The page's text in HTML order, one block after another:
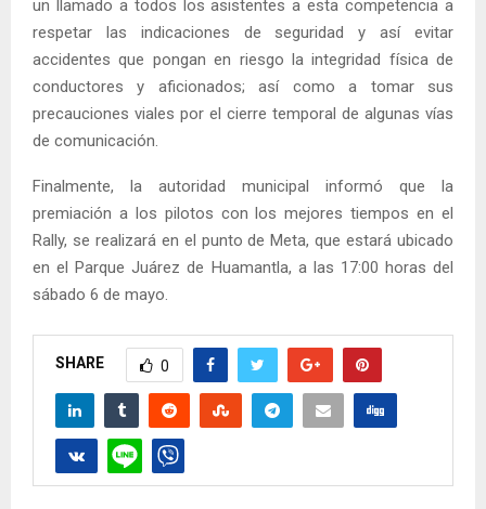
un llamado a todos los asistentes a esta competencia a
respetar las indicaciones de seguridad y así evitar
accidentes que pongan en riesgo la integridad física de
conductores y aficionados; así como a tomar sus
precauciones viales por el cierre temporal de algunas vías
de comunicación.
Finalmente, la autoridad municipal informó que la
premiación a los pilotos con los mejores tiempos en el
Rally, se realizará en el punto de Meta, que estará ubicado
en el Parque Juárez de Huamantla, a las 17:00 horas del
sábado 6 de mayo.
SHARE 0